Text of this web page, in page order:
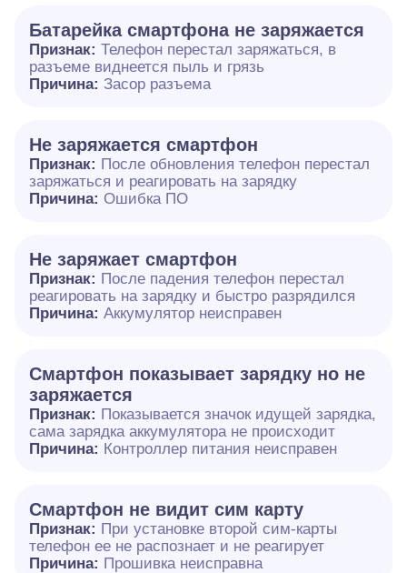
Батарейка смартфона не заряжается
Признак: Телефон перестал заряжаться, в
разъеме виднеется пыль и грязь
Причина: Засор разъема
Не заряжается смартфон
Признак: После обновления телефон перестал
заряжаться и реагировать на зарядку
Причина: Ошибка ПО
Не заряжает смартфон
Признак: После падения телефон перестал
реагировать на зарядку и быстро разрядился
Причина: Аккумулятор неисправен
Смартфон показывает зарядку но не
заряжается
Признак: Показывается значок идущей зарядка,
сама зарядка аккумулятора не происходит
Причина: Контроллер питания неисправен
Смартфон не видит сим карту
Признак: При установке второй сим-карты
телефон ее не распознает и не реагирует
Причина: Прошивка неисправна